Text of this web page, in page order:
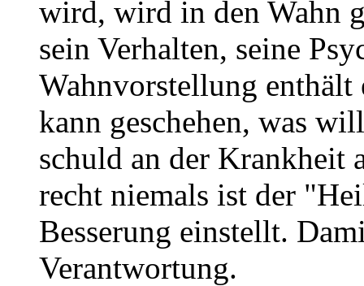
wird, wird in den Wahn
sein Verhalten, seine
Wahnvorstellung
kann geschehen, was
schuld an der Krankheit
recht niemals ist der
Besserung einstellt.
Verantwortung.